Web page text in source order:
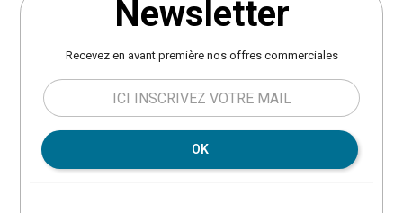
Newsletter
Recevez en avant première nos offres commerciales
OK